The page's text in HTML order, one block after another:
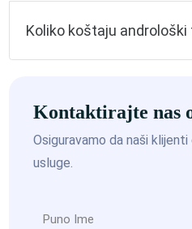
Koliko koštaju
Kontaktirajte nas
Osiguravamo da naši
usluge.